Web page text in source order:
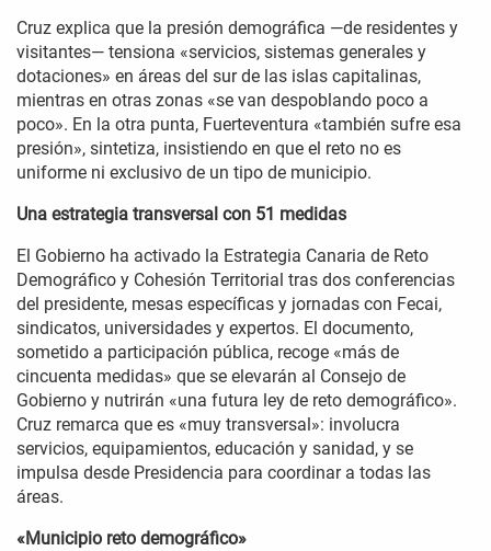
Cruz explica que la presión demográfica —de residentes y
visitantes— tensiona «servicios, sistemas generales y
dotaciones» en áreas del sur de las islas capitalinas,
mientras en otras zonas «se van despoblando poco a
poco». En la otra punta, Fuerteventura «también sufre esa
presión», sintetiza, insistiendo en que el reto no es
uniforme ni exclusivo de un tipo de municipio.
Una estrategia transversal con 51 medidas
El Gobierno ha activado la Estrategia Canaria de Reto
Demográfico y Cohesión Territorial tras dos conferencias
del presidente, mesas específicas y jornadas con Fecai,
sindicatos, universidades y expertos. El documento,
sometido a participación pública, recoge «más de
cincuenta medidas» que se elevarán al Consejo de
Gobierno y nutrirán «una futura ley de reto demográfico».
Cruz remarca que es «muy transversal»: involucra
servicios, equipamientos, educación y sanidad, y se
impulsa desde Presidencia para coordinar a todas las
áreas.
«Municipio reto demográfico»